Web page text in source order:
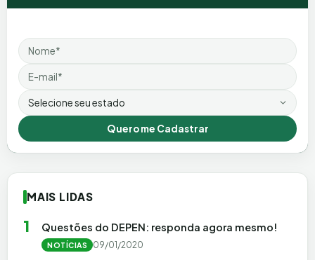
Nome
Email
Estado
Quero me Cadastrar
MAIS LIDAS
1 Questões do DEPEN: responda agora mesmo!
NOTÍCIAS 09/01/2020